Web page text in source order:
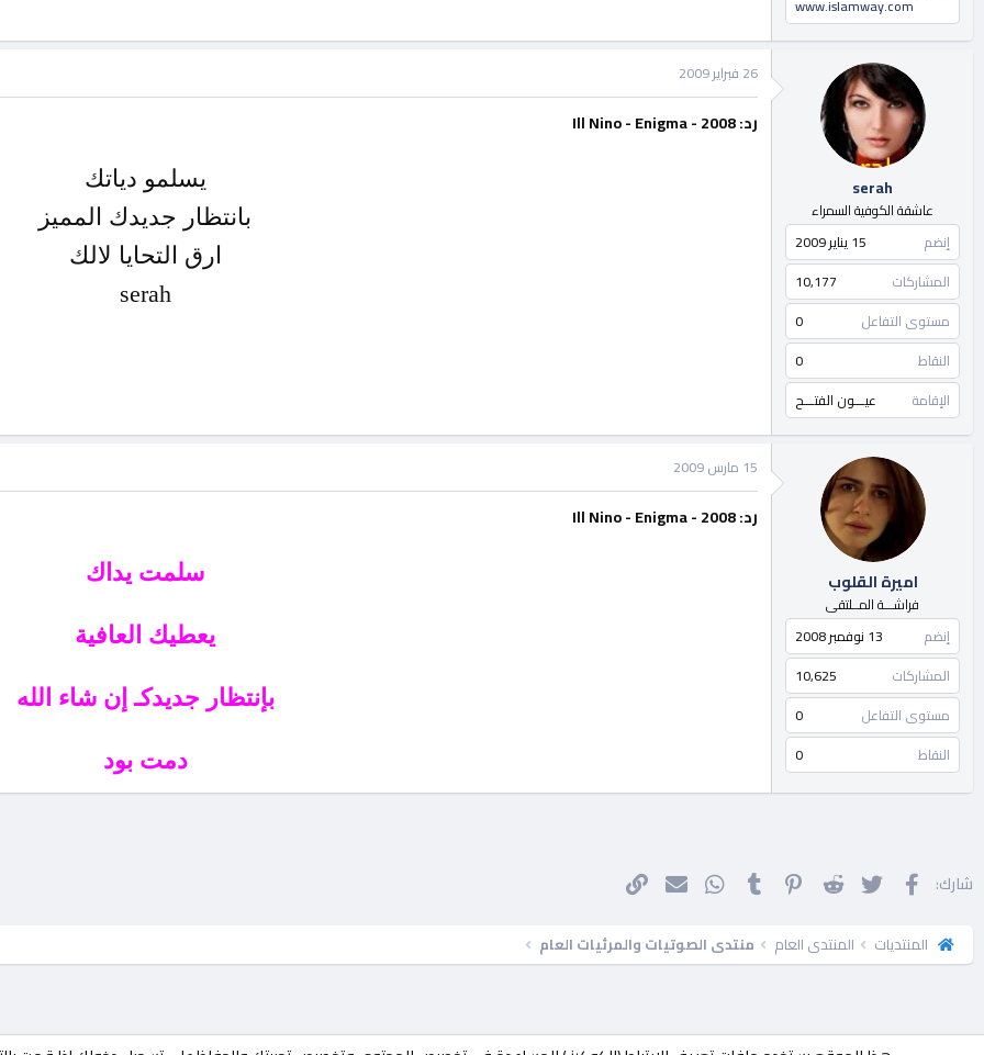
www.islamway.com
serah
عاشقة الكوفية السمراء
إنضم
15 يناير 2009
المشاركات
10,177
مستوى التفاعل
0
النقاط
0
الإقامة
عيـــون الفتـــح
26 فبراير 2009
رد: Ill Nino - Enigma - 2008
يسلمو دياتك
بانتظار جديدك المميز
ارق التحايا لالك
serah
اميرة القلوب
فراشـــة المــلتقى
إنضم
13 نوفمبر 2008
المشاركات
10,625
مستوى التفاعل
0
النقاط
0
15 مارس 2009
رد: Ill Nino - Enigma - 2008
سلمت يداك
يعطيك العافية
بإنتظار جديدكـ إن شاء الله
دمت بود
شارك: فيسبوك تويتر Reddit
Pinterest
Tumblr
WhatsAppالبريد الإلكتروني
المنتديات المنتدى العام منتدى الصوتيات والمرئيات العام